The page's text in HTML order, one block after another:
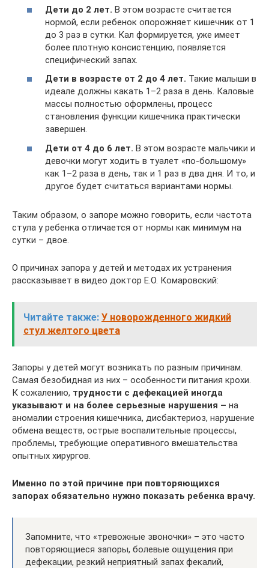
Дети до 2 лет. В этом возрасте считается
нормой, если ребенок опорожняет кишечник от 1
до 3 раз в сутки. Кал формируется, уже имеет
более плотную консистенцию, появляется
специфический запах.
Дети в возрасте от 2 до 4 лет. Такие малыши в
идеале должны какать 1–2 раза в день. Каловые
массы полностью оформлены, процесс
становления функции кишечника практически
завершен.
Дети от 4 до 6 лет. В этом возрасте мальчики и
девочки могут ходить в туалет «по-большому»
как 1–2 раза в день, так и 1 раз в два дня. И то, и
другое будет считаться вариантами нормы.
Таким образом, о запоре можно говорить, если частота
стула у ребенка отличается от нормы как минимум на
сутки – двое.
О причинах запора у детей и методах их устранения
рассказывает в видео доктор Е.О. Комаровский:
Читайте также: У новорожденного жидкий
стул желтого цвета
Запоры у детей могут возникать по разным причинам.
Самая безобидная из них – особенности питания крохи.
К сожалению, трудности с дефекацией иногда
указывают и на более серьезные нарушения – на
аномалии строения кишечника, дисбактериоз, нарушение
обмена веществ, острые воспалительные процессы,
проблемы, требующие оперативного вмешательства
опытных хирургов.
Именно по этой причине при повторяющихся
запорах обязательно нужно показать ребенка врачу.
Запомните, что «тревожные звоночки» – это часто
повторяющиеся запоры, болевые ощущения при
дефекации, резкий неприятный запах фекалий,